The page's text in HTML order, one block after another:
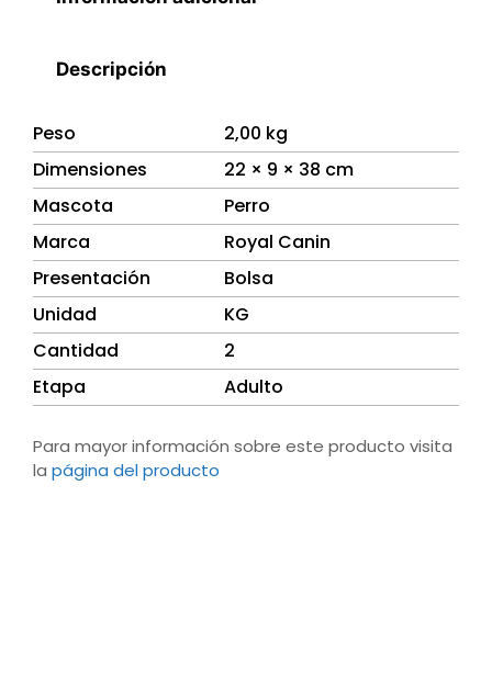
Descripción
Peso
2,00 kg
Dimensiones
22 × 9 × 38 cm
Mascota
Perro
Marca
Royal Canin
Presentación
Bolsa
Unidad
KG
Cantidad
2
Etapa
Adulto
Para mayor información sobre este producto visita
la página del producto